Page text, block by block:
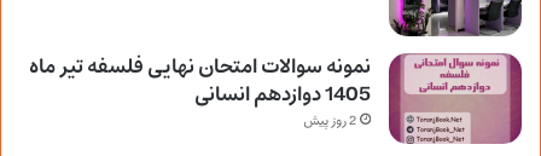
نمونه سوالات امتحان نهایی فلسفه تیر ماه
1405 دوازدهم انسانی
2 روز پیش